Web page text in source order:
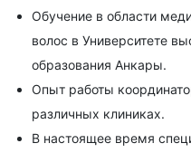
Обучение в области
волос в Университете
образования Анкары.
Опыт работы
различных клиниках.
В настоящее время